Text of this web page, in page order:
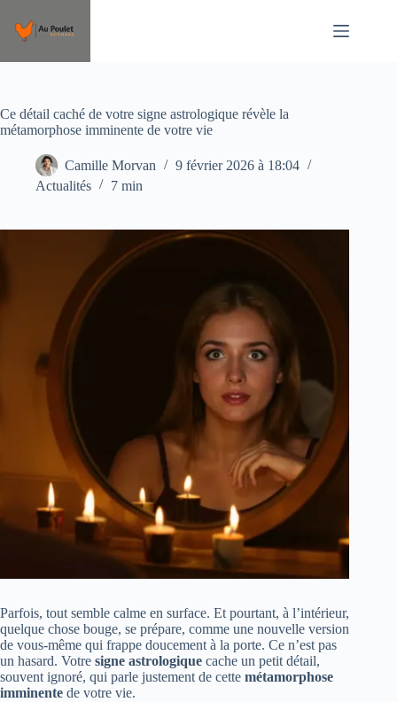
contenu
Ce détail caché de votre signe astrologique révèle la
métamorphose imminente de votre vie
Camille Morvan
9 février 2026 à 18:04
Actualités
7 min
Parfois, tout semble calme en surface. Et pourtant, à l’intérieur,
quelque chose bouge, se prépare, comme une nouvelle version
de vous-même qui frappe doucement à la porte. Ce n’est pas
un hasard. Votre signe astrologique cache un petit détail,
souvent ignoré, qui parle justement de cette métamorphose
imminente de votre vie.